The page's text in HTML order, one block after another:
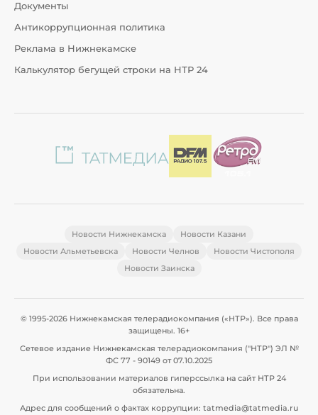
Документы
Антикоррупционная политика
Реклама в Нижнекамске
Калькулятор бегущей строки на НТР 24
Новости Нижнекамска
Новости Казани
Новости Альметьевска
Новости Челнов
Новости Чистополя
Новости Заинска
© 1995-2026 Нижнекамская телерадиокомпания («НТР»). Все права
защищены. 16+
Сетевое издание Нижнекамская телерадиокомпания ("НТР") ЭЛ №
ФС 77 - 90149 от 07.10.2025
При использовании материалов гиперссылка на сайт НТР 24
обязательна.
Адрес для сообщений о фактах коррупции: tatmedia@tatmedia.ru